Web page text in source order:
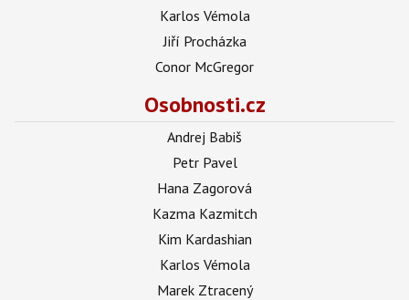
Karlos Vémola
Jiří Procházka
Conor McGregor
Osobnosti.cz
Andrej Babiš
Petr Pavel
Hana Zagorová
Kazma Kazmitch
Kim Kardashian
Karlos Vémola
Marek Ztracený